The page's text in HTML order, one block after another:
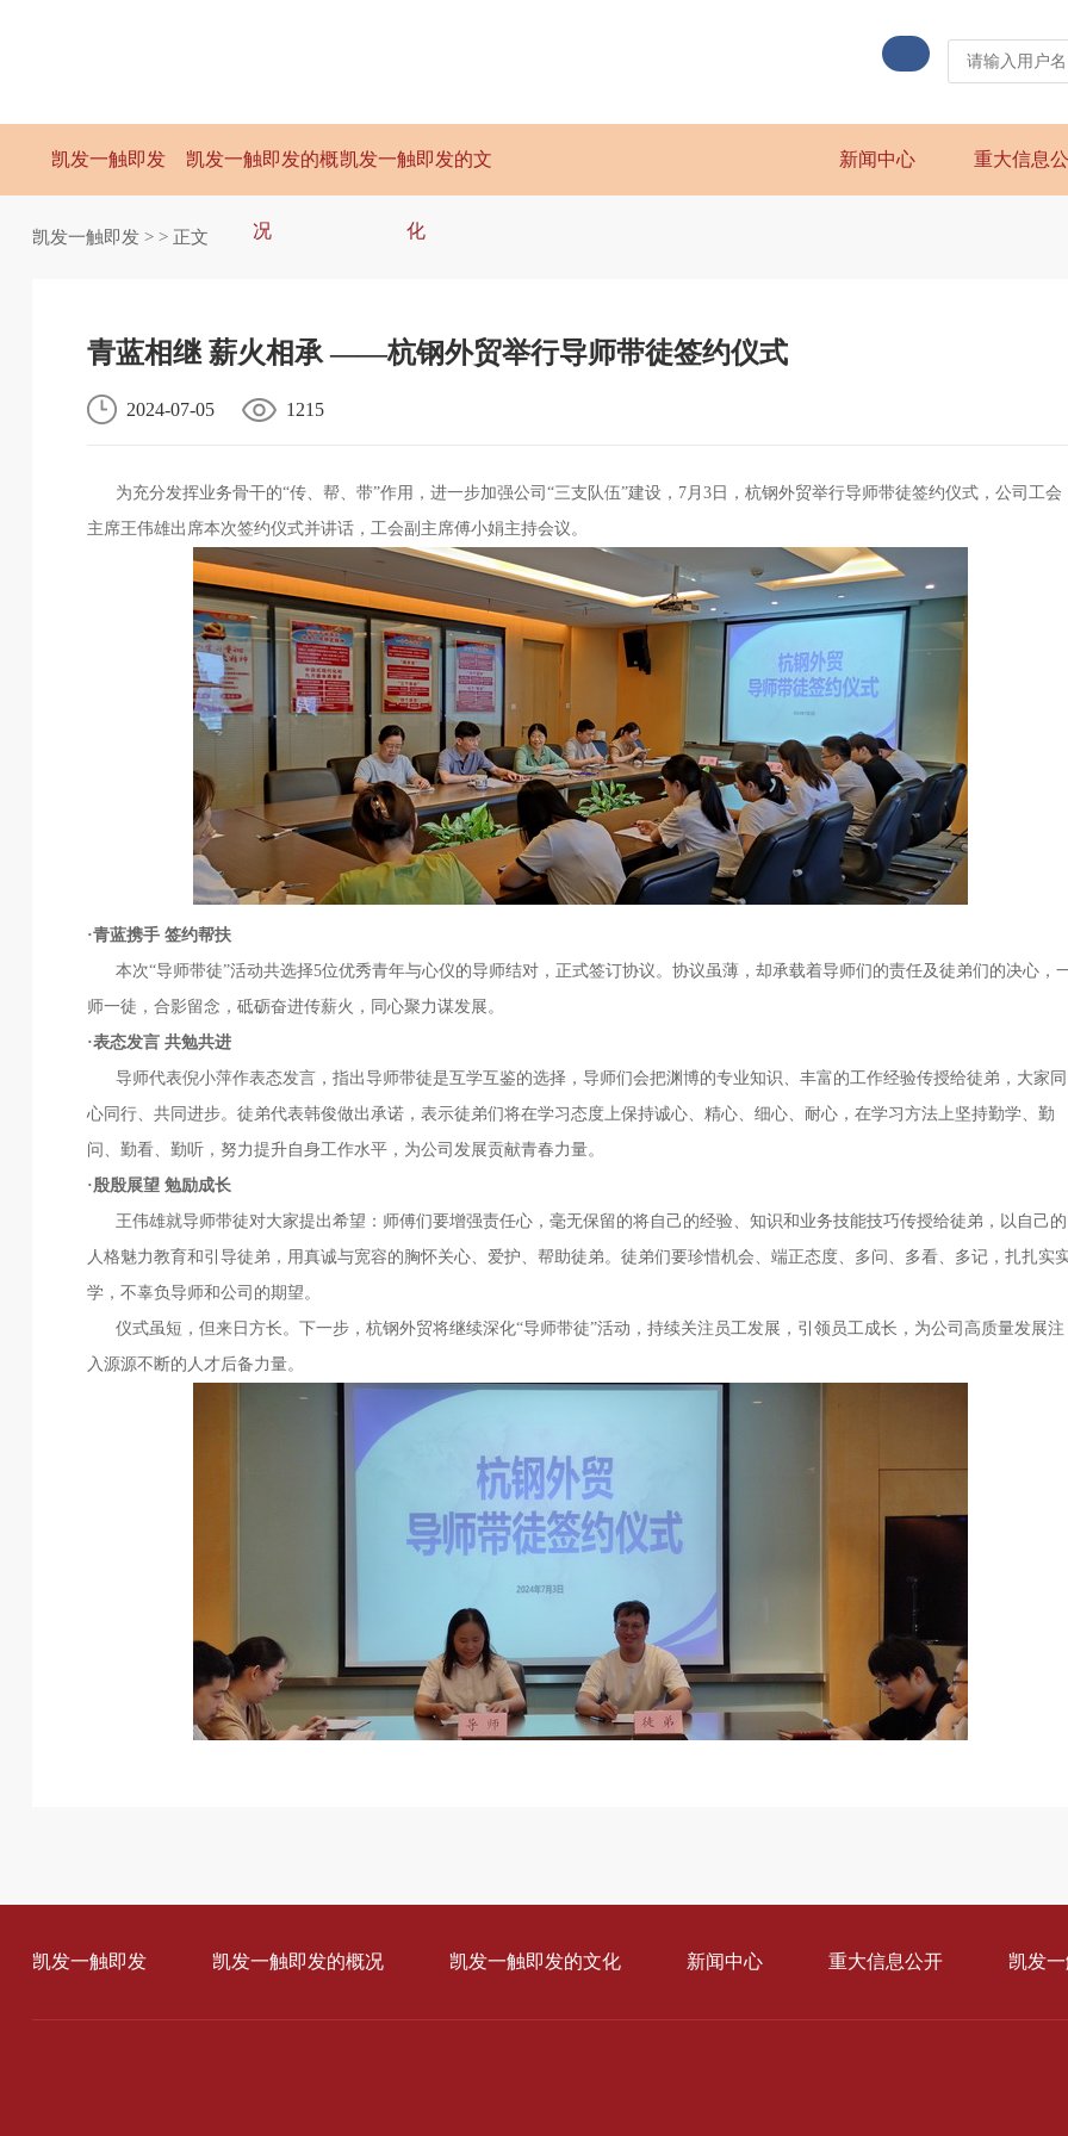
凯发一触即发 凯发一触即发的概
况
凯发一触即发的文
化
新闻中心 重大信息
凯发一触即发> > 正文
青蓝相继 薪火相承 ——杭钢外贸举行导师带徒签约仪式
2024-07-05 1215
为充分发挥业务骨干的“传、帮、带”作用，进一步加强公司“三支队伍”建设，7月3日，杭钢外贸举行导师带徒签约仪式，公司工会
主席王伟雄出席本次签约仪式并讲话，工会副主席傅小娟主持会议。
·青蓝携手 签约帮扶
本次“导师带徒”活动共选择5位优秀青年与心仪的导师结对，正式签订协议。协议虽薄，却承载着导师们的责任及徒弟们的决心，
师一徒，合影留念，砥砺奋进传薪火，同心聚力谋发展。
·表态发言 共勉共进
导师代表倪小萍作表态发言，指出导师带徒是互学互鉴的选择，导师们会把渊博的专业知识、丰富的工作经验传授给徒弟，大家同
心同行、共同进步。徒弟代表韩俊做出承诺，表示徒弟们将在学习态度上保持诚心、精心、细心、耐心，在学习方法上坚持勤学、勤
问、勤看、勤听，努力提升自身工作水平，为公司发展贡献青春力量。
·殷殷展望 勉励成长
王伟雄就导师带徒对大家提出希望：师傅们要增强责任心，毫无保留的将自己的经验、知识和业务技能技巧传授给徒弟，以自己的
人格魅力教育和引导徒弟，用真诚与宽容的胸怀关心、爱护、帮助徒弟。徒弟们要珍惜机会、端正态度、多问、多看、多记，扎扎实
学，不辜负导师和公司的期望。
仪式虽短，但来日方长。下一步，杭钢外贸将继续深化“导师带徒”活动，持续关注员工发展，引领员工成长，为公司高质量发展注
入源源不断的人才后备力量。
凯发一触即发 凯发一触即发的概况 凯发一触即发的文化 新闻中心 重大信息公开 凯发